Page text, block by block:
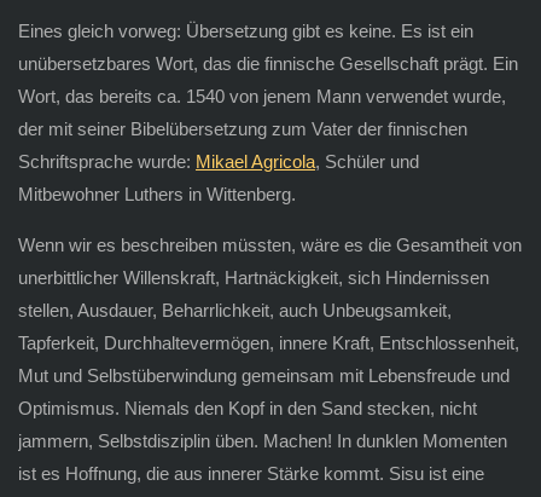
Eines gleich vorweg: Übersetzung gibt es keine. Es ist ein
unübersetzbares Wort, das die finnische Gesellschaft prägt. Ein
Wort, das bereits ca. 1540 von jenem Mann verwendet wurde,
der mit seiner Bibelübersetzung zum Vater der finnischen
Schriftsprache wurde: Mikael Agricola, Schüler und
Mitbewohner Luthers in Wittenberg.
Wenn wir es beschreiben müssten, wäre es die Gesamtheit von
unerbittlicher Willenskraft, Hartnäckigkeit, sich Hindernissen
stellen, Ausdauer, Beharrlichkeit, auch Unbeugsamkeit,
Tapferkeit, Durchhaltevermögen, innere Kraft, Entschlossenheit,
Mut und Selbstüberwindung gemeinsam mit Lebensfreude und
Optimismus. Niemals den Kopf in den Sand stecken, nicht
jammern, Selbstdisziplin üben. Machen! In dunklen Momenten
ist es Hoffnung, die aus innerer Stärke kommt. Sisu ist eine